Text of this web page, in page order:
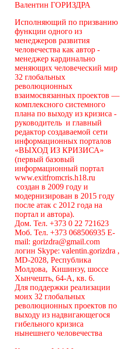
Валентин ГОРИЗДРА
Исполняющий по призванию
функции одного из
менеджеров развития
человечества как автор -
менеджер кардинально
меняющих человеческий мир
32 глобальных
революционных
взаимосвязанных проектов —
комплексного системного
плана по выходу из кризиса -
руководитель и главный
редактор создаваемой сети
информационных порталов
«ВЫХОД ИЗ КРИЗИСА»
(первый базовый
информационный портал
www.exitfromcris.h18.ru
создан в 2009 году и
модернизирован в 2015 году
после атак с 2012 года на
портал и автора).
Дом. Тел. +373 0 22 721623
Моб. Тел. +373 068506935 E-
mail: gorizdra@gmail.com
логин Skype: valentin.gorizdra ,
MD-2028, Республика
Молдова, Кишинэу, шоссе
Хынчешть, 64-А, кв. 6.
Для поддержки реализации
моих 32 глобальных
революционных проектов по
выходу из надвигающегося
гибельного кризиса
нынешнего человечества